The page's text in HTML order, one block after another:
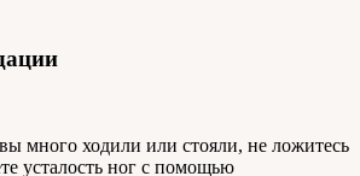
много ходили или стояли, не ложитесь
усталость ног с помощью